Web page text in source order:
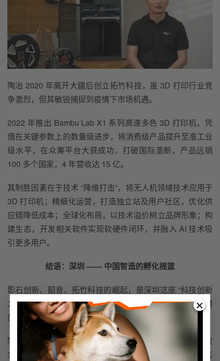
陶冶 2020 年离开大疆后创立拓竹科技，虽 3D 打印行业竞
争激烈，但其敏锐捕捉到疫情下市场机遇。
2022 年推出 Bambu Lab X1 系列高速多色 3D 打印机，凭
借在关键参数上的数量级进步，将消费级产品提升至准工业
级水平，在众筹平台大获成功，打破国际垄断，产品远销
100 多个国家，4 年营收达 15 亿。
其制胜因素在于技术 “降维打击”，将无人机领域技术应用于
3D 打印机；精细化运营，打造独立站及用户社区，优化供
应链降低成本；全球化布局，以技术溢价树立品牌形象；构
建生态，开发相关软件实现软硬件闭环，并融入 AI 技术吸
引更多用户。
结语：深圳 —— 中国智造的孵化摇篮
影石创新、韶音、拓竹科技的崛起，是深圳这座 “科技创新
之城” 的生动缩影。深圳产业配套齐全，电子信息产业规模
庞大，产品产量质量均居前列，为创新企业提供坚实基础。
同时，深圳是年轻且创业氛围浓厚的城市，平均年龄仅
32.5 岁，30而立，属于90后的年轻一代，每 20 人就有 3 名